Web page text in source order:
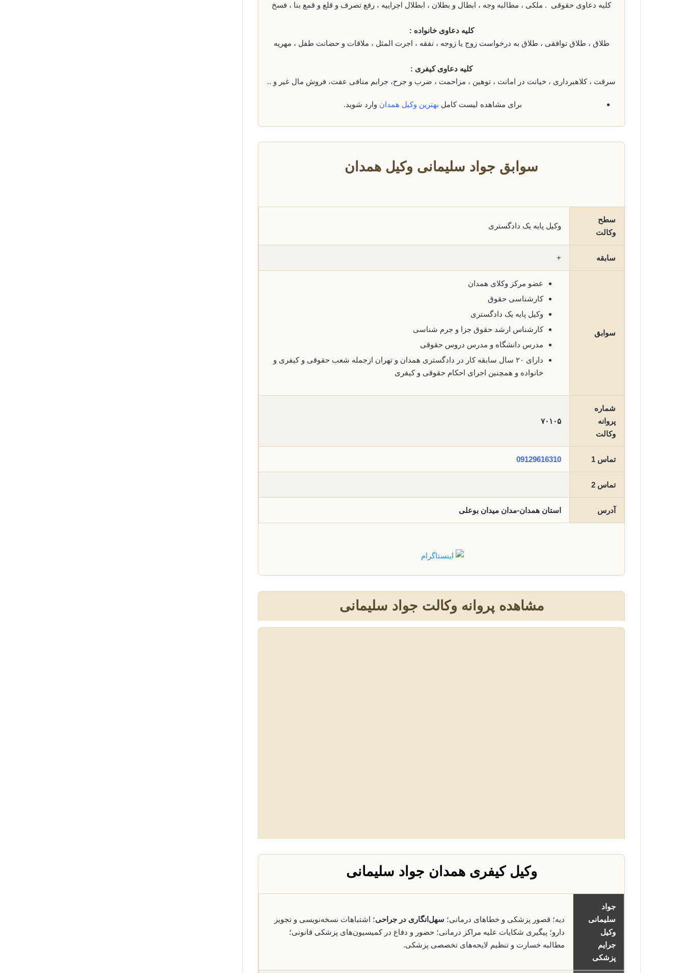
کلیه دعاوی حقوقی . ملکی ، مطالبه وجه ، ابطال و بطلان ، ابطلال اجراییه ، رفع تصرف و قلع و قمع بنا ، فسخ
کلیه دعاوی خانواده :
طلاق ، طلاق توافقی ، طلاق به درخواست زوج یا زوجه ، نفقه ، اجرت المثل ، ملاقات و حضانت طفل ، مهریه
کلیه دعاوی کیفری :
سرقت ، کلاهبرداری ، خیانت در امانت ، توهین ، مزاحمت ، ضرب و جرح، جرابم منافی عفت، فروش مال غیر و ..
برای مشاهده لیست کامل بهترین وکیل همدان وارد شوید.
سوابق جواد سلیمانی وکیل همدان
سطح
وکالت
وکیل پایه یک دادگستری
سابقه +
سوابق
عضو مرکز وکلای همدان
کارشناسی حقوق
وکیل پایه یک دادگستری
کارشناس ارشد حقوق جزا و جرم شناسی
مدرس دانشگاه و مدرس دروس حقوقی
دارای ۲۰ سال سابقه کار در دادگستری همدان و تهران ازجمله شعب حقوقی و کیفری و
خانواده و همچنین اجرای احکام حقوقی و کیفری
شماره
پروانه
وکالت
۷۰۱۰۵
تماس 1 09129616310
تماس 2
آدرس استان همدان-مدان میدان بوعلی
مشاهده پروانه وکالت جواد سلیمانی
وکیل کیفری همدان جواد سلیمانی
جواد
سلیمانی
وکیل
جرایم
پزشکی
دیه؛ قصور پزشکی و خطاهای درمانی؛ سهل‌انگاری در جراحی؛ اشتباهات نسخه‌نویسی و تجویز
دارو؛ پیگیری شکایات علیه مراکز درمانی؛ حضور و دفاع در کمیسیون‌های پزشکی قانونی؛
مطالبه خسارت و تنظیم لایحه‌های تخصصی پزشکی.